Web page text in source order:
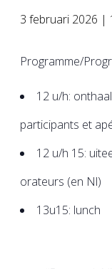
3 februari 2026 |
Programme/
12 u/h:
participants et
12 u/h 15:
orateurs (en Nl)
13u15: lunch